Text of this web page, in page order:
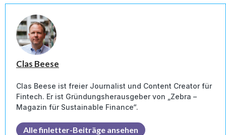
Clas Beese
Clas Beese ist freier Journalist und Content Creator für
Fintech. Er ist Gründungsherausgeber von „Zebra –
Magazin für Sustainable Finance“.
Alle finletter-Beiträge ansehen